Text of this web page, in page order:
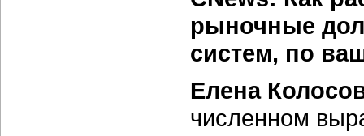
рыночные
систем, по
Елена
численном